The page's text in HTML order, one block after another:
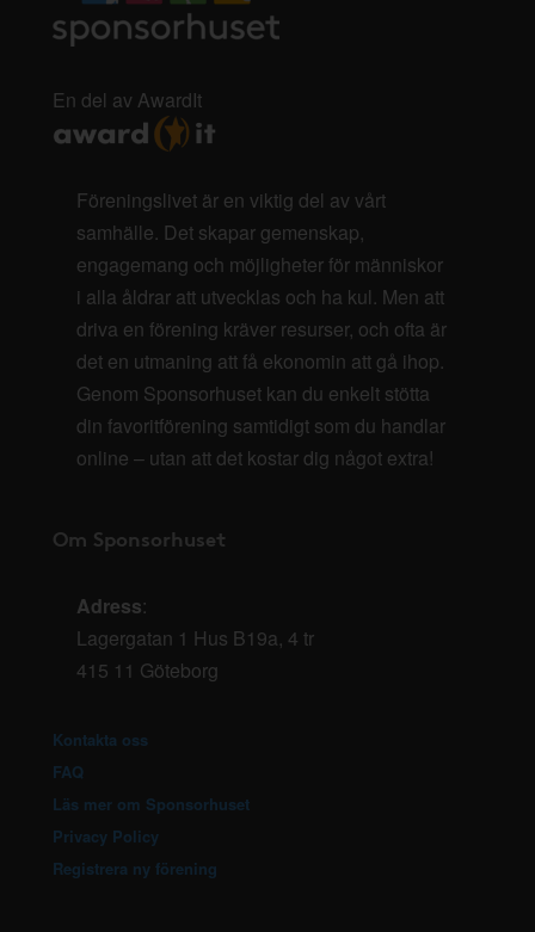
En del av AwardIt
Föreningslivet är en viktig del av vårt
samhälle. Det skapar gemenskap,
engagemang och möjligheter för människor
i alla åldrar att utvecklas och ha kul. Men att
driva en förening kräver resurser, och ofta är
det en utmaning att få ekonomin att gå ihop.
Genom Sponsorhuset kan du enkelt stötta
din favoritförening samtidigt som du handlar
online – utan att det kostar dig något extra!
Om Sponsorhuset
Adress:
Lagergatan 1 Hus B19a, 4 tr
415 11 Göteborg
Kontakta oss
FAQ
Läs mer om Sponsorhuset
Privacy Policy
Registrera ny förening